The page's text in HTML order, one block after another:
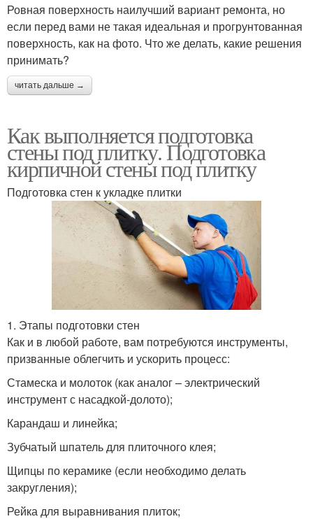
Ровная поверхность наилучший вариант ремонта, но
если перед вами не такая идеальная и прогрунтованная
поверхность, как на фото. Что же делать, какие решения
принимать?
читать дальше →
Как выполняется подготовка
стены под плитку. Подготовка
кирпичной стены под плитку
Подготовка стен к укладке плитки
1. Этапы подготовки стен
Как и в любой работе, вам потребуются инструменты,
призванные облегчить и ускорить процесс:
Стамеска и молоток (как аналог – электрический
инструмент с насадкой-долото);
Карандаш и линейка;
Зубчатый шпатель для плиточного клея;
Щипцы по керамике (если необходимо делать
закругления);
Рейка для выравнивания плиток;